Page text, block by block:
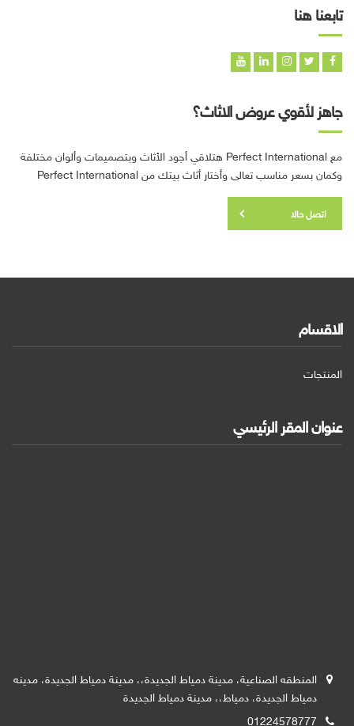
تابعنا هنا
جاهز لأقوي عروض الاثاث؟
مع Perfect International هتلاقي أجود الأثاث وبتصميمات وألوان مختلفة
وكمان بسعر مناسب تعالى وأختار أثاث بيتك من Perfect International
اتصل حالا
الاقسام
المنتجات
عنوان المقر الرئيسي
المنطقه الصناعية، مدينة دمياط الجديدة،، مدينة دمياط الجديدة، مدينه
دمياط الجديدة، دمياط،، مدينة دمياط الجديدة
01224578777